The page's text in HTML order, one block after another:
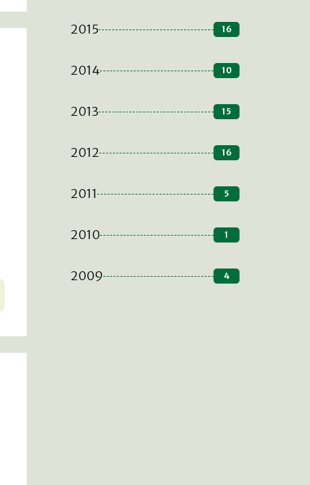
2015 16
2014 10
2013 15
2012 16
2011 5
2010 1
2009 4